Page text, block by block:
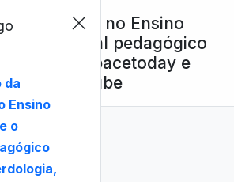
da
Ensino
o
Astronomia no Ensino
e o potencial pedagógico
Spacetoday e
Dia do Youtube